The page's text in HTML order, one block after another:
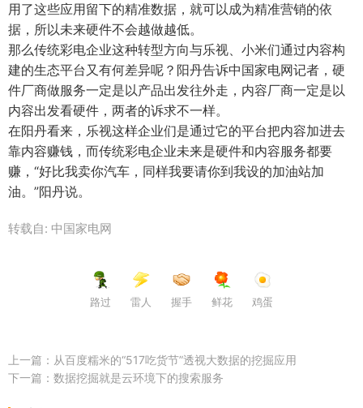
用了这些应用留下的精准数据，就可以成为精准营销的依
据，所以未来硬件不会越做越低。
那么传统彩电企业这种转型方向与乐视、小米们通过内容构
建的生态平台又有何差异呢？阳丹告诉中国家电网记者，硬
件厂商做服务一定是以产品出发往外走，内容厂商一定是以
内容出发看硬件，两者的诉求不一样。
在阳丹看来，乐视这样企业们是通过它的平台把内容加进去
靠内容赚钱，而传统彩电企业未来是硬件和内容服务都要
赚，“好比我卖你汽车，同样我要请你到我设的加油站加
油。”阳丹说。
转载自: 中国家电网
路过 雷人 握手 鲜花 鸡蛋
上一篇： 从百度糯米的“517吃货节”透视大数据的挖掘应用
下一篇： 数据挖掘就是云环境下的搜索服务